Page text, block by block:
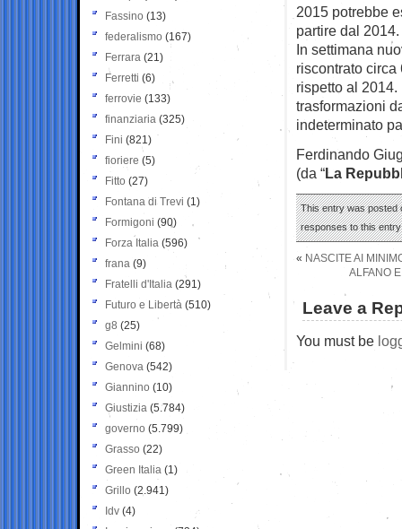
2015 potrebbe
partire dal 2014.
In settimana
riscontrato
rispetto al
trasformazioni
indeterminato
Ferdinando
(da “La
This entry was posted
responses to this
« NASCITE AI
ALFANO
Leave a
You must be
Fassino (13)
federalismo (167)
Ferrara (21)
Ferretti (6)
ferrovie (133)
finanziaria (325)
Fini (821)
fioriere (5)
Fitto (27)
Fontana di Trevi (1)
Formigoni (90)
Forza Italia (596)
frana (9)
Fratelli d'Italia (291)
Futuro e Libertà (510)
g8 (25)
Gelmini (68)
Genova (542)
Giannino (10)
Giustizia (5.784)
governo (5.799)
Grasso (22)
Green Italia (1)
Grillo (2.941)
Idv (4)